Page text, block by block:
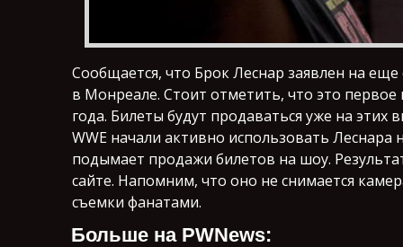
Сообщается, что Брок Леснар заявлен на
в Монреале. Стоит отметить, что это
года. Билеты будут продаваться уже на
WWE начали активно использовать Леснара
подымает продажи билетов на шоу.
сайте. Напомним, что оно не снимается
съемки фанатами.
Больше на PWNews: